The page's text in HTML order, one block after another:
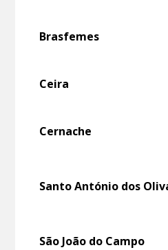
Brasfemes
Ceira
Cernache
Santo António dos
São João do Campo